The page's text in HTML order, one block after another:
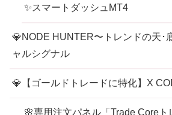
✨スマートダッシュMT4
💎NODE HUNTER〜トレンドの天･
ャルシグナル
💎【ゴールドトレードに特化】X
🌸専用注文パネル「Trade Core